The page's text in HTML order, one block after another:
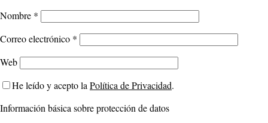
Nombre *
Correo electrónico *
Web
He leído y acepto laPolítica de Privacidad.
Información básica sobre protección de datos